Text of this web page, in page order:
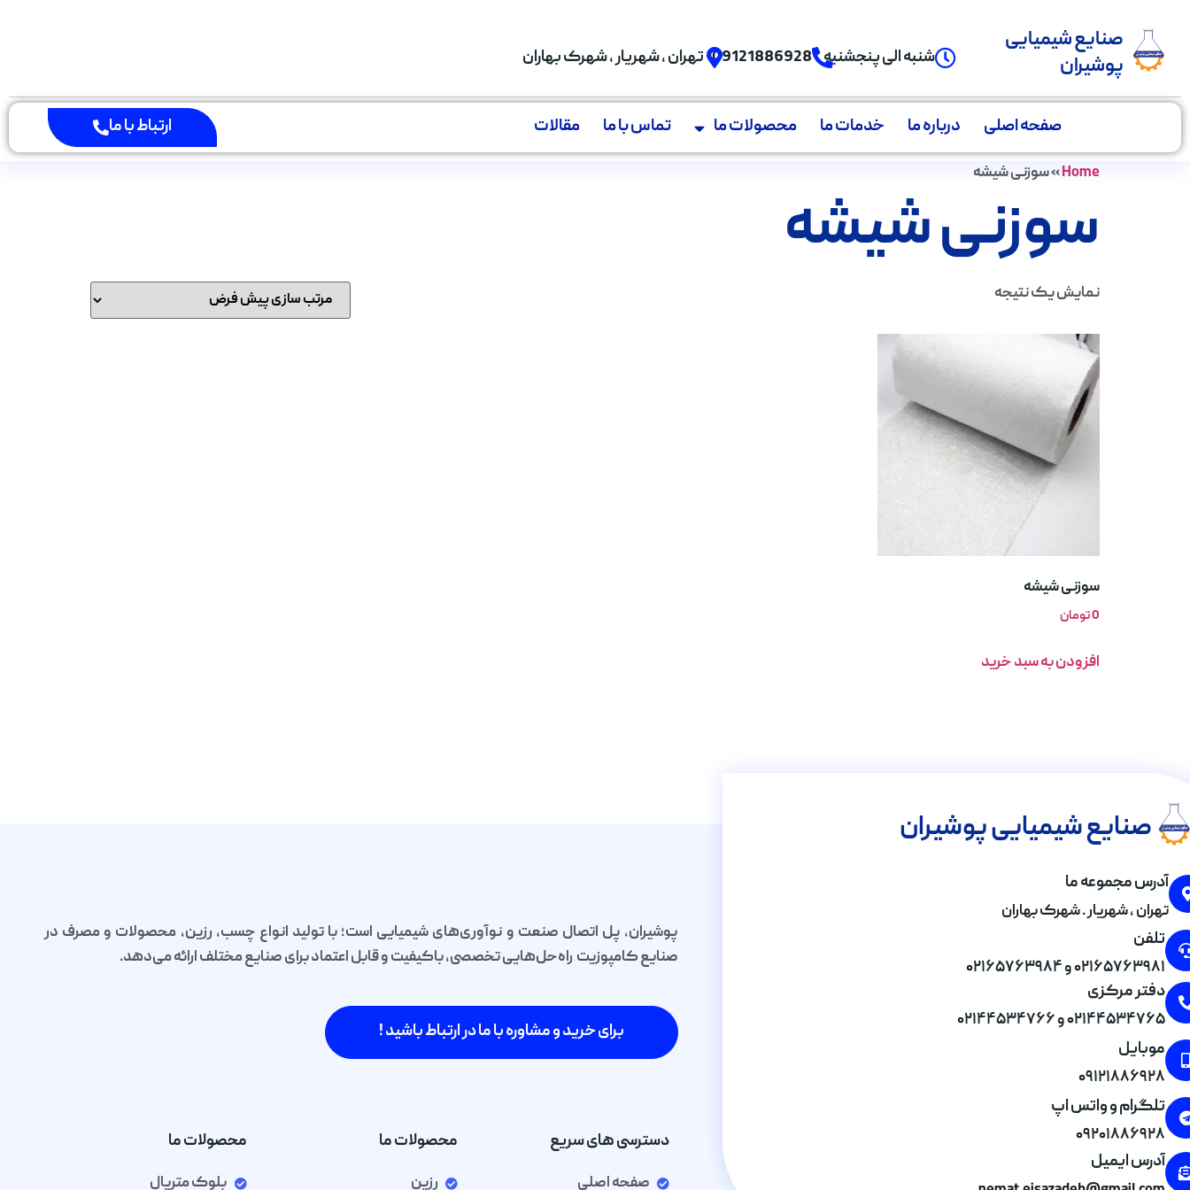
صنایع شیمیایی
پوشیران
شنبه الی پنجشنبه 09121886928 تهران , شهریار , شهرک بهاران
صفحه اصلی درباره ما خدمات ما محصولات ما تماس با ما مقالات ارتباط با ما
Home
»سوزنی شیشه
سوزنی شیشه
نمایش یک نتیجه
سوزنی شیشه
0تومان
افزودن به سبد خرید
صنایع شیمیایی پوشیران
آدرس مجموعه ما
تهران , شهریار . شهرک بهاران
تلفن
۰۲۱۶۵۷۶۳۹۸۱ و ۰۲۱۶۵۷۶۳۹۸۴
دفتر مرکزی
۰۲۱۴۴۵۳۴۷۶۵ و ۰۲۱۴۴۵۳۴۷۶۶
موبایل
۰۹۱۲۱۸۸۶۹۲۸
تلگرام و واتس اپ
۰۹۲۰۱۸۸۶۹۲۸
آدرس ایمیل
پوشیران، پل اتصال صنعت و نوآوری‌های شیمیایی است؛ با تولید انواع چسب، رزین، محصولات و مصرف در
صنایع کامپوزیت راه‌حل‌هایی تخصصی، باکیفیت و قابل اعتماد برای صنایع مختلف ارائه می‌دهد.
برای خرید و مشاوره با ما در ارتباط باشید !
دسترسی های سریع
صفحه اصلی
محصولات ما
رزین
محصولات ما
بلوک متریال